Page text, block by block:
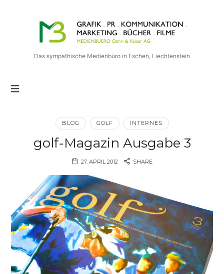
Medienbuero
Oehri
&
Kaiser
AG
Das sympathische Medienbüro in Eschen, Liechtenstein
BLOG GOLF INTERNES
golf-Magazin Ausgabe 3
27. APRIL 2012 SHARE